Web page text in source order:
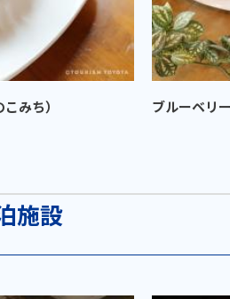
みち） ブルーベリ
施設